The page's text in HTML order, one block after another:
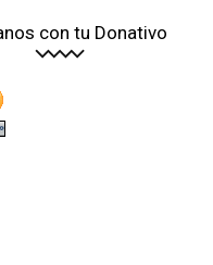
con tu Donativo